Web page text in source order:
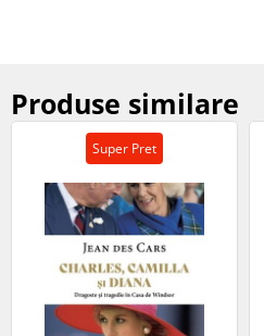
Produse similare
Super Pret